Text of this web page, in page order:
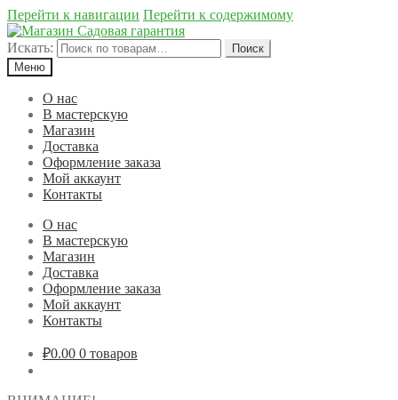
Перейти к навигации Перейти к содержимому
Искать:
Поиск
Меню
О нас
В мастерскую
Магазин
Доставка
Оформление заказа
Мой аккаунт
Контакты
О нас
В мастерскую
Магазин
Доставка
Оформление заказа
Мой аккаунт
Контакты
₽0.00 0 товаров